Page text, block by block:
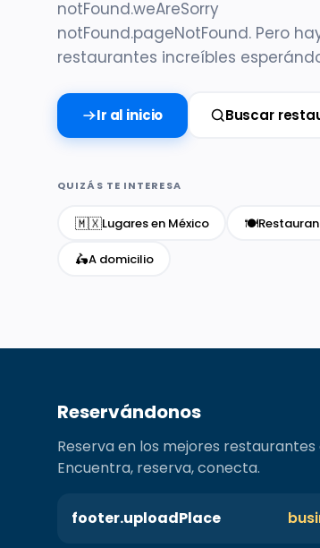
notFound.weAreSorry
notFound.pageNotFound. Pero
restaurantes increíbles
Ir al inicio Buscar
QUIZÁS TE INTERESA
🇲🇽Lugares en México 🍽️
🛵A domicilio
Reservándonos
Reserva en los mejores restaurantes
Encuentra, reserva, conecta.
footer.uploadPlace